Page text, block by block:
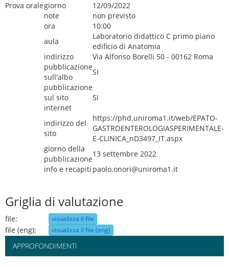
Prova oralegiorno
12/09/2022
note
non previsto
ora
10:00
aula
Laboratorio didattico C primo piano
edificio di Anatomia
indirizzo
Via Alfonso Borelli 50 - 00162 Roma
pubblicazione
sull'albo
SI
pubblicazione
sul sito
internet
SI
indirizzo del
sito
https://phd.uniroma1.it/web/EPATO-
GASTROENTEROLOGIASPERIMENTALE-
E-CLINICA_nD3497_IT.aspx
giorno della
pubblicazione
13 settembre 2022
info e recapiti paolo.onori@uniroma1.it
Griglia di valutazione
file: visualizza il file
file (eng): visualizza il file (eng)
APPROFONDIMENTI